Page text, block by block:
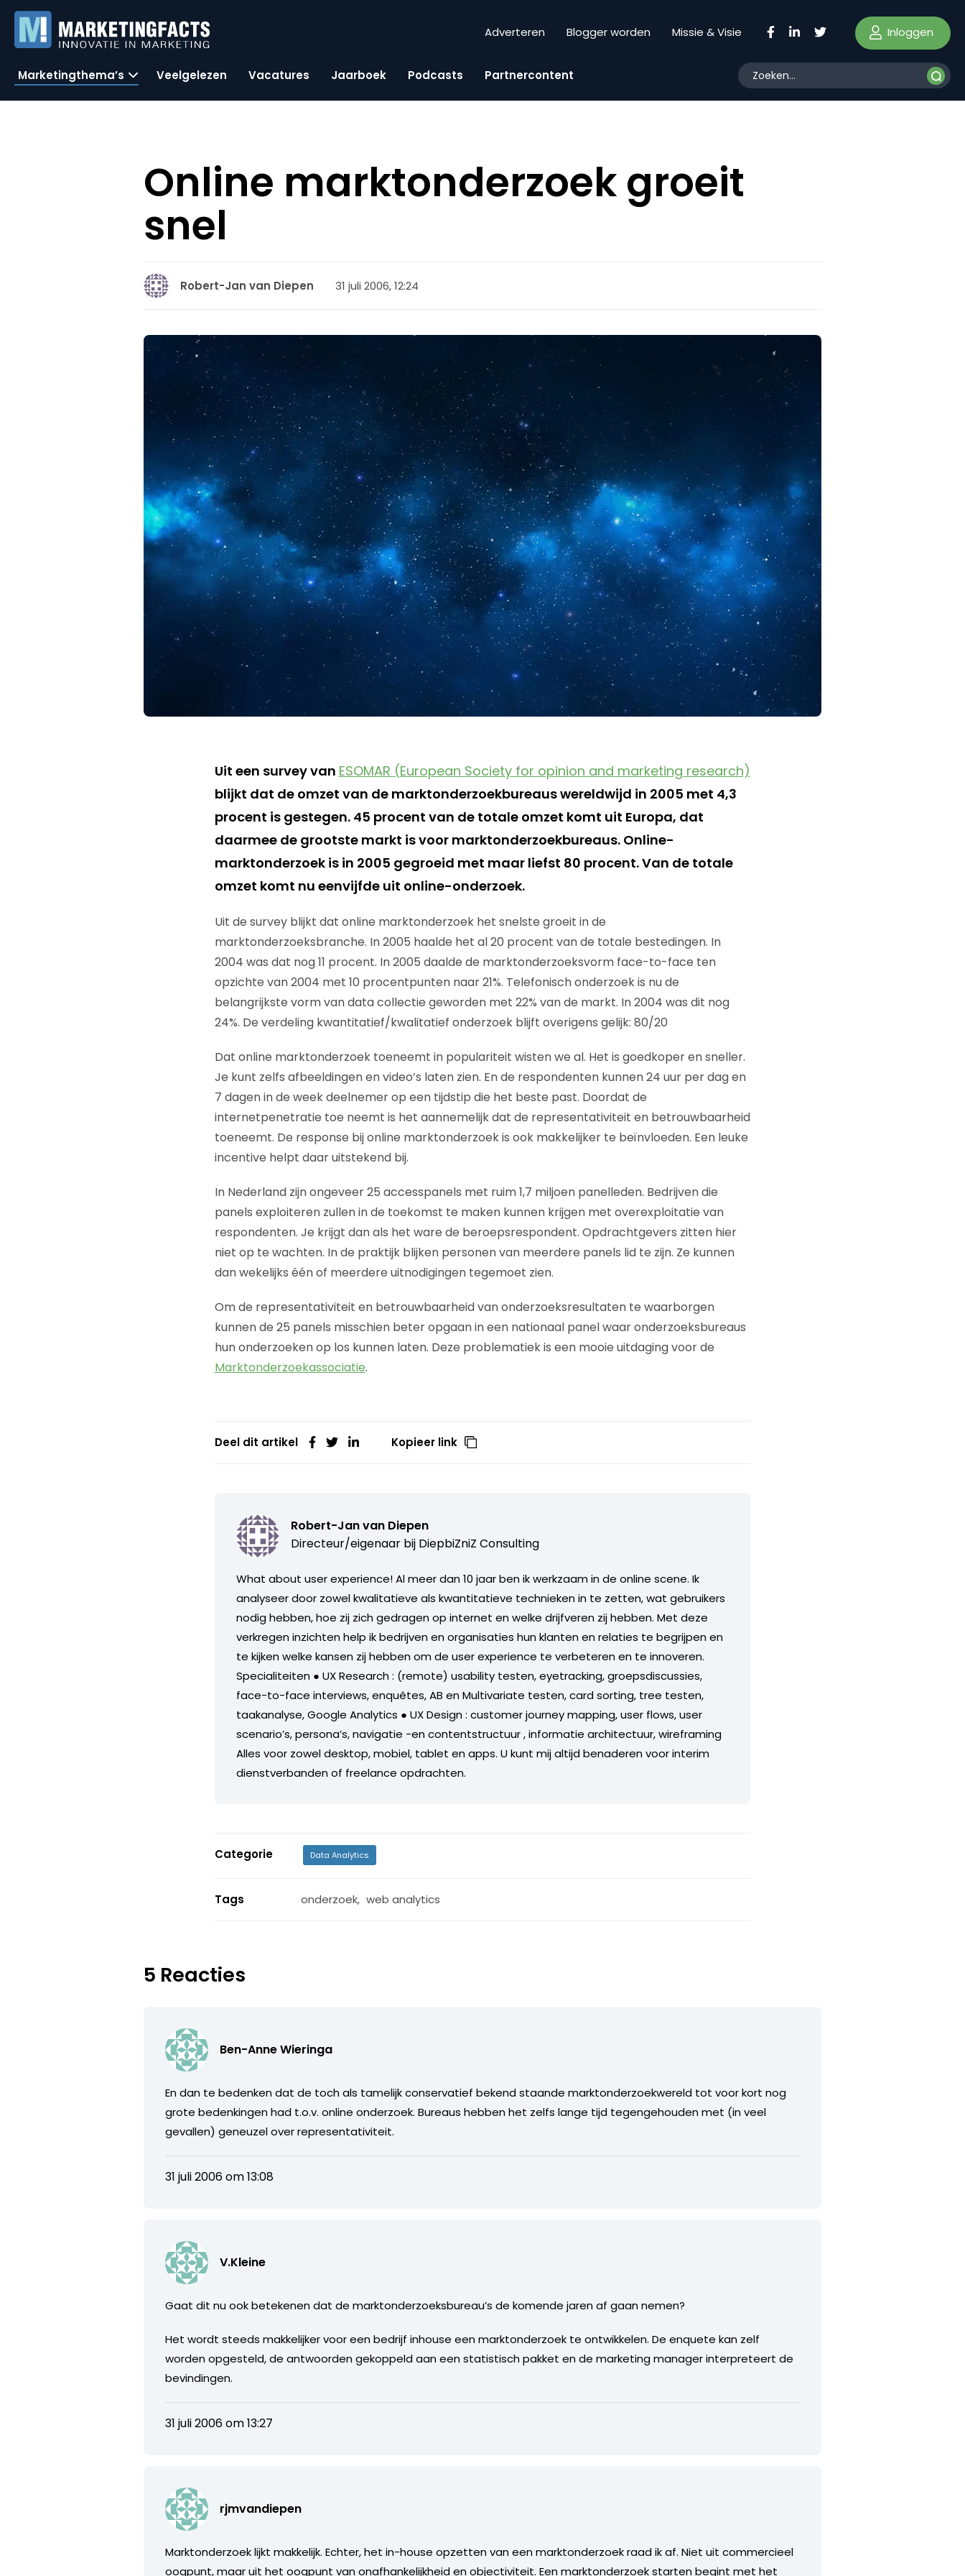
Adverteren Blogger worden Missie & Visie Inloggen
Marketingthema’s Veelgelezen Vacatures Jaarboek Podcasts Partnercontent
Online marktonderzoek groeit
snel
Robert-Jan van Diepen 31 juli 2006, 12:24
Uit een survey van ESOMAR (European Society for opinion and marketing research)
blijkt dat de omzet van de marktonderzoekbureaus wereldwijd in 2005 met 4,3
procent is gestegen. 45 procent van de totale omzet komt uit Europa, dat
daarmee de grootste markt is voor marktonderzoekbureaus. Online-
marktonderzoek is in 2005 gegroeid met maar liefst 80 procent. Van de totale
omzet komt nu eenvijfde uit online-onderzoek.
Uit de survey blijkt dat online marktonderzoek het snelste groeit in de
marktonderzoeksbranche. In 2005 haalde het al 20 procent van de totale bestedingen. In
2004 was dat nog 11 procent. In 2005 daalde de marktonderzoeksvorm face-to-face ten
opzichte van 2004 met 10 procentpunten naar 21%. Telefonisch onderzoek is nu de
belangrijkste vorm van data collectie geworden met 22% van de markt. In 2004 was dit nog
24%. De verdeling kwantitatief/kwalitatief onderzoek blijft overigens gelijk: 80/20
Dat online marktonderzoek toeneemt in populariteit wisten we al. Het is goedkoper en sneller.
Je kunt zelfs afbeeldingen en video’s laten zien. En de respondenten kunnen 24 uur per dag en
7 dagen in de week deelnemer op een tijdstip die het beste past. Doordat de
internetpenetratie toe neemt is het aannemelijk dat de representativiteit en betrouwbaarheid
toeneemt. De response bij online marktonderzoek is ook makkelijker te beïnvloeden. Een leuke
incentive helpt daar uitstekend bij.
In Nederland zijn ongeveer 25 accesspanels met ruim 1,7 miljoen panelleden. Bedrijven die
panels exploiteren zullen in de toekomst te maken kunnen krijgen met overexploitatie van
respondenten. Je krijgt dan als het ware de beroepsrespondent. Opdrachtgevers zitten hier
niet op te wachten. In de praktijk blijken personen van meerdere panels lid te zijn. Ze kunnen
dan wekelijks één of meerdere uitnodigingen tegemoet zien.
Om de representativiteit en betrouwbaarheid van onderzoeksresultaten te waarborgen
kunnen de 25 panels misschien beter opgaan in een nationaal panel waar onderzoeksbureaus
hun onderzoeken op los kunnen laten. Deze problematiek is een mooie uitdaging voor de
Marktonderzoekassociatie.
Deel dit artikel Kopieer link
Robert-Jan van Diepen
Directeur/eigenaar bij DiepbiZniZ Consulting
What about user experience! Al meer dan 10 jaar ben ik werkzaam in de online scene. Ik
analyseer door zowel kwalitatieve als kwantitatieve technieken in te zetten, wat gebruikers
nodig hebben, hoe zij zich gedragen op internet en welke drijfveren zij hebben. Met deze
verkregen inzichten help ik bedrijven en organisaties hun klanten en relaties te begrijpen en
te kijken welke kansen zij hebben om de user experience te verbeteren en te innoveren.
Specialiteiten ● UX Research : (remote) usability testen, eyetracking, groepsdiscussies,
face-to-face interviews, enquêtes, AB en Multivariate testen, card sorting, tree testen,
taakanalyse, Google Analytics ● UX Design : customer journey mapping, user flows, user
scenario’s, persona’s, navigatie -en contentstructuur , informatie architectuur, wireframing
Alles voor zowel desktop, mobiel, tablet en apps. U kunt mij altijd benaderen voor interim
dienstverbanden of freelance opdrachten.
Categorie Data Analytics
Tags onderzoek, web analytics
5 Reacties
Ben-Anne Wieringa
En dan te bedenken dat de toch als tamelijk conservatief bekend staande marktonderzoekwereld tot voor kort nog
grote bedenkingen had t.o.v. online onderzoek. Bureaus hebben het zelfs lange tijd tegengehouden met (in veel
gevallen) geneuzel over representativiteit.
31 juli 2006 om 13:08
V.Kleine
Gaat dit nu ook betekenen dat de marktonderzoeksbureau’s de komende jaren af gaan nemen?
Het wordt steeds makkelijker voor een bedrijf inhouse een marktonderzoek te ontwikkelen. De enquete kan zelf
worden opgesteld, de antwoorden gekoppeld aan een statistisch pakket en de marketing manager interpreteert de
bevindingen.
31 juli 2006 om 13:27
rjmvandiepen
Marktonderzoek lijkt makkelijk. Echter, het in-house opzetten van een marktonderzoek raad ik af. Niet uit commercieel
oogpunt, maar uit het oogpunt van onafhankelijkheid en objectiviteit. Een marktonderzoek starten begint met het